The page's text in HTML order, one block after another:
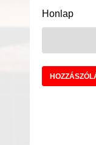
Honlap